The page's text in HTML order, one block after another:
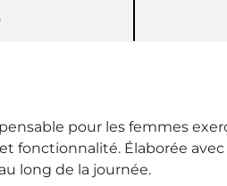
pour les femmes
fonctionnalité. Élaborée
long de la journée.